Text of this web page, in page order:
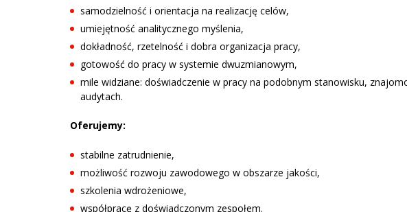
samodzielność i orientacja na realizację celów,
umiejętność analitycznego myślenia,
dokładność, rzetelność i dobra organizacja pracy,
gotowość do pracy w systemie dwuzmianowym,
mile widziane: doświadczenie w pracy na podobnym stanowisku,
audytach.
Oferujemy:
stabilne zatrudnienie,
możliwość rozwoju zawodowego w obszarze jakości,
szkolenia wdrożeniowe,
współpracę z doświadczonym zespołem.